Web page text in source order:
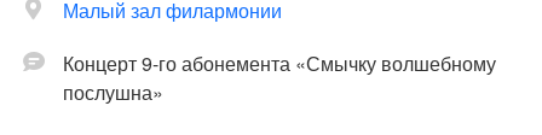
Малый зал филармонии
Концерт 9-го абонемента «Смычку волшебному
послушна»